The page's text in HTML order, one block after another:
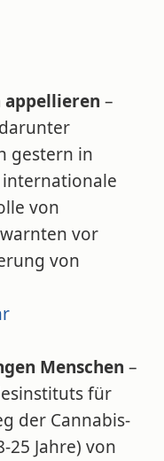
appellieren –
gestern in
internationale
von
vor
von
Menschen –
für
der Cannabis-
25 Jahre) von